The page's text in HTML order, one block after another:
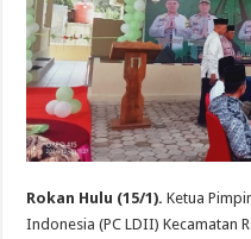
Rokan Hulu (15/1). Ketua
Indonesia (PC LDII) Kecamatan